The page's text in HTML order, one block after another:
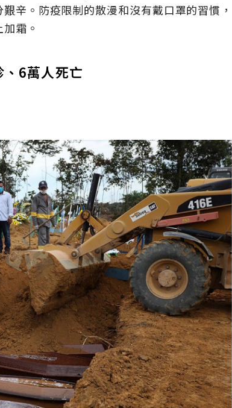
辛。防疫限制的散漫和沒有戴口罩的習慣，
霜。
6萬人死亡